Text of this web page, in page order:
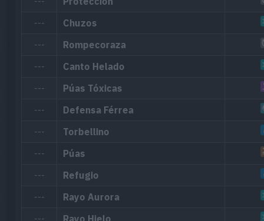
---
Chuzos
---
Rompecoraza
---
Canto Helado
---
Púas Tóxicas
---
Defensa Férrea
---
Torbellino
---
Púas
---
Refugio
---
Rayo Aurora